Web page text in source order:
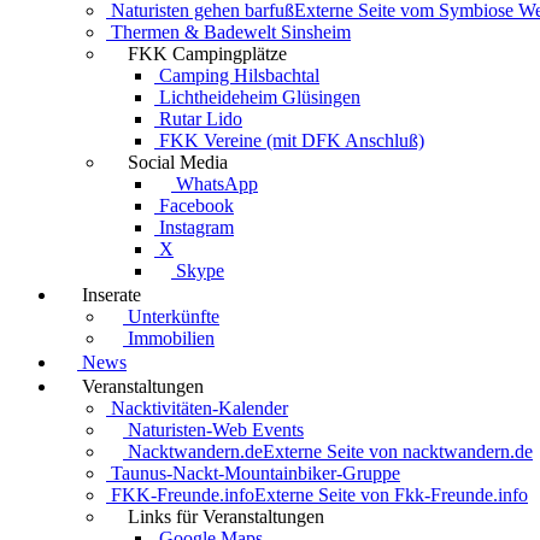
Naturisten gehen barfußExterne Seite vom Symbiose
Thermen & Badewelt Sinsheim
FKK Campingplätze
Camping Hilsbachtal
Lichtheideheim Glüsingen
Rutar Lido
FKK Vereine (mit DFK Anschluß)
Social Media
WhatsApp
Facebook
Instagram
X
Skype
Inserate
Unterkünfte
Immobilien
News
Veranstaltungen
Nacktivitäten-Kalender
Naturisten-Web Events
Nacktwandern.deExterne Seite von nacktwandern.de
Taunus-Nackt-Mountainbiker-Gruppe
FKK-Freunde.infoExterne Seite von Fkk-Freunde.info
Links für Veranstaltungen